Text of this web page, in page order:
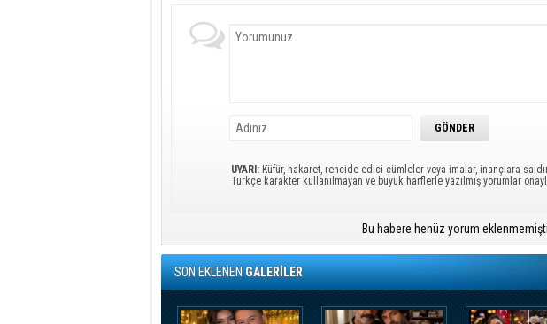
UYARI: Küfür, hakaret, rencide edici cümleler veya imalar, inançlara
Türkçe karakter kullanılmayan ve büyük harflerle yazılmış yorumlar
Bu habere henüz yorum
SON EKLENENGALERİLER